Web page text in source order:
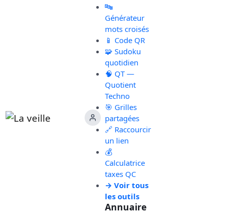
🔤
Générateur
mots croisés
📱 Code QR
🧩 Sudoku
quotidien
🧠 QT —
Quotient
Techno
🎯 Grilles
partagées
🔗 Raccourcir
un lien
💰
Calculatrice
taxes QC
→ Voir tous
les outils
Annuaire